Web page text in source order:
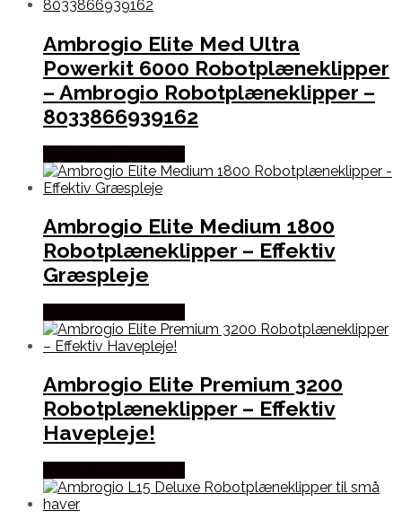
Ambrogio Elite Med Ultra
Powerkit 6000 Robotplæneklipper
– Ambrogio Robotplæneklipper –
8033866939162
Ambrogio Elite Medium 1800
Robotplæneklipper – Effektiv
Græspleje
Ambrogio Elite Premium 3200
Robotplæneklipper – Effektiv
Havepleje!